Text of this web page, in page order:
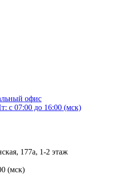
офис
с 07:00 до 16:00 (мск)
177а, ​1-2 этаж
(мск)